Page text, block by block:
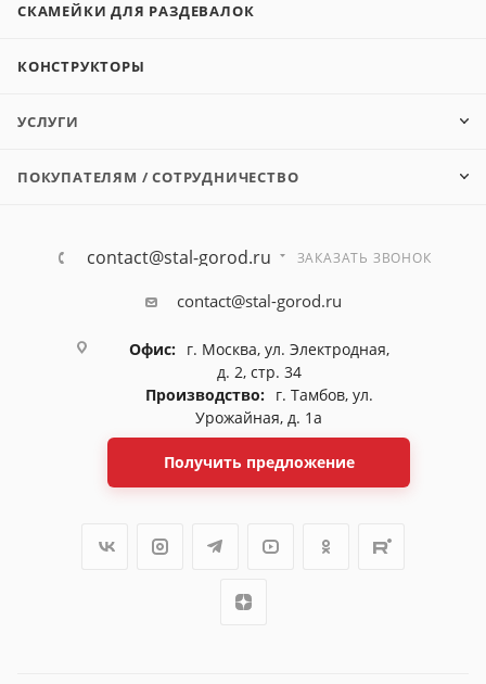
СКАМЕЙКИ ДЛЯ РАЗДЕВАЛОК
КОНСТРУКТОРЫ
УСЛУГИ
ПОКУПАТЕЛЯМ / СОТРУДНИЧЕСТВО
contact@stal-gorod.ru ЗАКАЗАТЬ ЗВОНОК
contact@stal-gorod.ru
Офис:
г. Москва, ул. Электродная,
д. 2, стр. 34
Производство:
г. Тамбов, ул.
Урожайная, д. 1а
Получить предложение